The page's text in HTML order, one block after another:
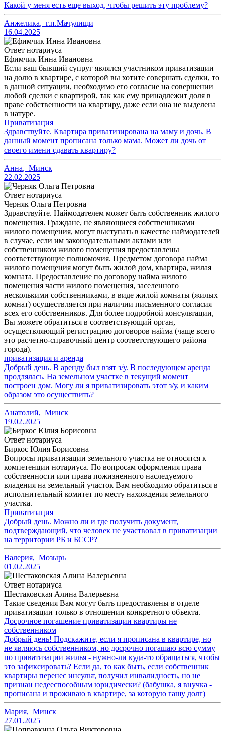
Какой у меня есть еще выход, чтобы решить эту проблему?
Анжелика, г.п.Мачулищи
16.04.2025
Ответ нотариуса
Ефимчик Инна Ивановна
Если ваш бывший супруг являлся участником приватизации
на долю в квартире, с которой вы хотите совершать сделки, то
в данной ситуации, необходимо его согласие на совершении
любой сделки с квартирой, так как ему принадлежит доля в
праве собственности на квартиру, даже если она не выделена
в натуре.
Приватизация
Здравствуйте. Квартира приватизирована на маму и дочь. В
данный момент прописана только мама. Может ли дочь от
своего имени сдавать квартиру?
Анна, Минск
22.02.2025
Ответ нотариуса
Черняк Ольга Петровна
Здравствуйте. Наймодателем может быть собственник жилого
помещения. Граждане, не являющиеся собственниками
жилого помещения, могут выступать в качестве наймодателей
в случае, если им законодательными актами или
собственником жилого помещения предоставлены
соответствующие полномочия. Предметом договора найма
жилого помещения могут быть жилой дом, квартира, жилая
комната. Предоставление по договору найма жилого
помещения части жилого помещения, заселенного
несколькими собственниками, в виде жилой комнаты (жилых
комнат) осуществляется при наличии письменного согласия
всех его собственников. Для более подробной консультации,
Вы можете обратиться в соответствующий орган,
осуществляющий регистрацию договоров найма (чаще всего
это расчетно-справочный центр соответствующего района
города).
приватизация и аренда
Добрый день. В аренду был взят з/у. В последующем аренда
продлялась. На земельном участке в текущий момент
построен дом. Могу ли я приватизировать этот з/у, и каким
образом это осуществить?
Анатолий, Минск
19.02.2025
Ответ нотариуса
Биркос Юлия Борисовна
Вопросы приватизации земельного участка не относятся к
компетенции нотариуса. По вопросам оформления права
собственности или права пожизненного наследуемого
владения на земельный участок Вам необходимо обратиться в
исполнительный комитет по месту нахождения земельного
участка.
Приватизация
Добрый день. Можно ли и где получить документ,
подтверждающий, что человек не участвовал в приватизации
на территории РБ и БССР?
Валерия, Мозырь
01.02.2025
Ответ нотариуса
Шестаковская Алина Валерьевна
Такие сведения Вам могут быть предоставлены в отделе
приватизации только в отношении конкретного объекта.
Досрочное погашение приватизации квартиры не
собственником
Добрый день! Подскажите, если я прописана в квартире, но
не являюсь собственником, но досрочно погашаю всю сумму
по приватизации жилья - нужно-ли куда-то обращаться, чтобы
это зафиксировать? Если да, то как быть, если собственник
квартиры перенес инсульт, получил инвалидность, но не
признан недееспособным юридически? (бабушка, я внучка -
прописана и проживаю в квартире, за которую гашу долг)
Мария, Минск
27.01.2025